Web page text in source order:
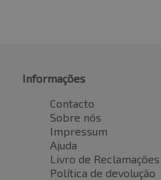
Informações
Contacto
Sobre nós
Impressum
Ajuda
Livro de Reclamações
Política de devolução